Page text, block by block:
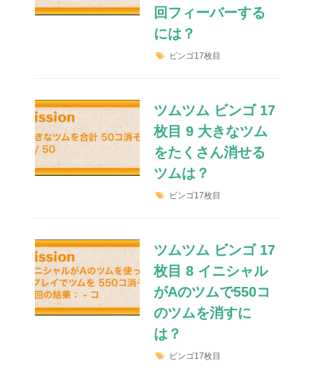
回フィーバーする
には？
ビンゴ17枚目
ツムツム ビンゴ 17
枚目 9 大きなツム
をたくさん消せる
ツムは？
ビンゴ17枚目
ツムツム ビンゴ 17
枚目 8 イニシャル
がAのツムで550コ
のツムを消すに
は？
ビンゴ17枚目